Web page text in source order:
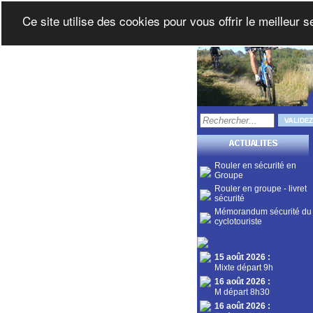
Rouler en sécurité en
Groupe
Rouler en groupe - livret
sécurité
Mémorandum sécurité du
cyclotouriste
15 août 2026 :
Mixte départ 9h
16 août 2026 :
M départ 8h30
16 août 2026 :
Ce site utilise des cookies pour vous offrir le meilleur